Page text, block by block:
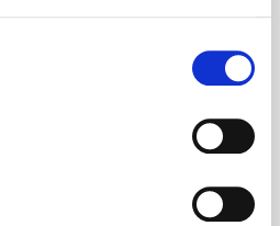
verantwortliche
dem erfolgreichen Abschluss